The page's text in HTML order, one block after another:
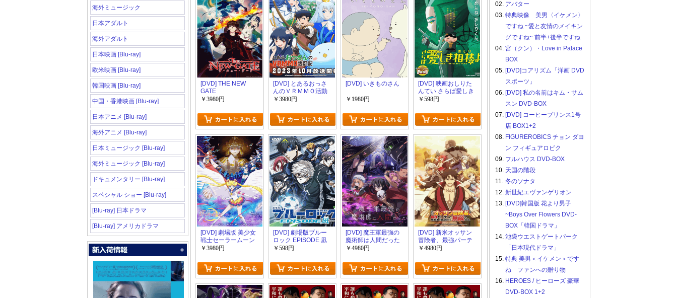
海外ミュージック
日本アダルト
海外アダルト
日本映画 [Blu-ray]
欧米映画 [Blu-ray]
韓国映画 [Blu-ray]
中国・香港映画 [Blu-ray]
日本アニメ [Blu-ray]
海外アニメ [Blu-ray]
日本ミュージック [Blu-ray]
海外ミュージック [Blu-ray]
ドキュメンタリー [Blu-ray]
スペシャル ショー [Blu-ray]
[Blu-ray] 日本ドラマ
[Blu-ray] アメリカドラマ
[DVD] THE NEW
GATE
￥3980円
[DVD] とあるおっさ
んのＶＲＭＭＯ活動
記
￥3980円
[DVD] いきものさん
￥1980円
[DVD] 映画おしりた
んてい さらば愛しき
相棒(おしり)よ
￥598円
[DVD] 劇場版 美少女
戦士セーラームーン
Cosmos 前編+後編
￥3980円
[DVD] 劇場版ブルー
ロック EPISODE 凪
￥598円
[DVD] 魔王軍最強の
魔術師は人間だった
￥4980円
[DVD] 新米オッサン
冒険者、最強パーテ
ィに死ぬほど鍛えら
￥4980円
02. アバター
03. 特典映像 美男〈イケメン〉
ですね ~愛と友情のメイキン
グですね~ 前半+後半ですね
04. 宮（クン）・Love in Palace
BOX
05. [DVD]コアリズム「洋画 DVD
スポーツ」
06. [DVD] 私の名前はキム・サム
スン DVD-BOX
07. [DVD] コーヒープリンス1号
店 BOX1+2
08. FIGUREROBICS チョン ダヨ
ン フィギュアロビク
09. フルハウス DVD-BOX
10. 天国の階段
11. 冬のソナタ
12. 新世紀エヴァンゲリオン
13. [DVD]韓国版 花より男子
~Boys Over Flowers DVD-
BOX「韓国ドラマ」
14. 池袋ウエストゲートパーク
「日本現代ドラマ」
15. 特典 美男＜イケメン＞です
ね ファンへの贈り物
16. HEROES / ヒーローズ 豪華
DVD-BOX 1+2